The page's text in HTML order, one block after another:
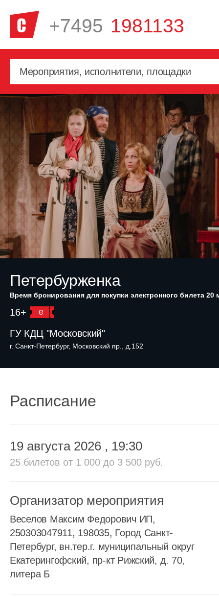
+7495 1981133
Петербурженка
Время бронирования для покупки электронного билета 20
16+ e
ГУ КДЦ "Московский"
г. Санкт-Петербург, Московский пр., д.152
Расписание
19 августа 2026 , 19:30
25 билетов от 1 000 до 3 500 руб.
Организатор мероприятия
Веселов Максим Федорович ИП,
250303047911, 198035, Город Санкт-
Петербург, вн.тер.г. муниципальный округ
Екатерингофский, пр-кт Рижский, д. 70,
литера Б